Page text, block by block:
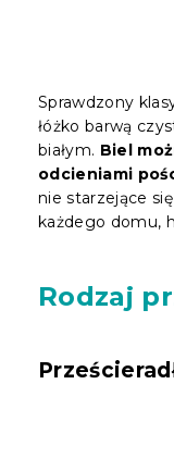
Sprawdzony
łóżko barwą
białym. Biel
odcieniami
nie starzejące
każdego domu,
Rodzaj